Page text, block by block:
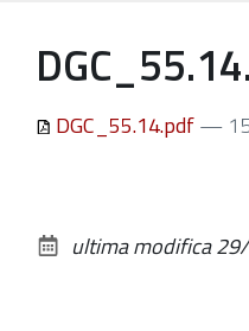
DGC_55.14.pdf—
documento
ultima modifica